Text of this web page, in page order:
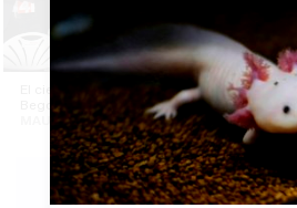
El cierre del congreso federal del PSOE
Begoña Gómez en el centro de la imagen. -
MAURI BUHIGAS
F.